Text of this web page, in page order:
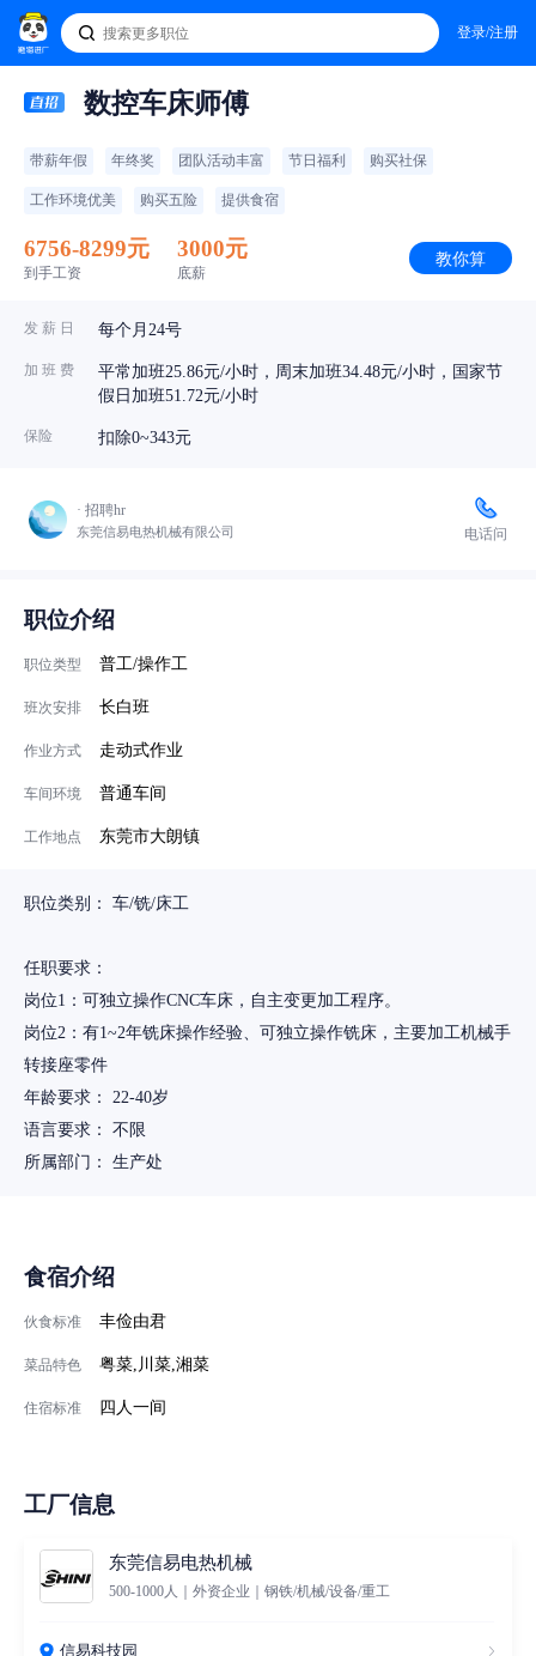
登录/注册
数控车床师傅
带薪年假 年终奖 团队活动丰富 节日福利 购买社保
工作环境优美 购买五险 提供食宿
6756-8299元
到手工资
3000元
底薪
教你算
发 薪 日 每个月24号
加 班 费
平常加班25.86元/小时，周末加班34.48元/小时，国家节
假日加班51.72元/小时
保险 扣除0~343元
· 招聘hr
东莞信易电热机械有限公司 电话问
职位介绍
职位类型 普工/操作工
班次安排 长白班
作业方式 走动式作业
车间环境 普通车间
工作地点 东莞市大朗镇
职位类别： 车/铣/床工
任职要求：
岗位1：可独立操作CNC车床，自主变更加工程序。
岗位2：有1~2年铣床操作经验、可独立操作铣床，主要加工机械手
转接座零件
年龄要求： 22-40岁
语言要求： 不限
所属部门： 生产处
食宿介绍
伙食标准 丰俭由君
菜品特色 粤菜,川菜,湘菜
住宿标准 四人一间
工厂信息
东莞信易电热机械
500-1000人｜外资企业｜钢铁/机械/设备/重工
信易科技园